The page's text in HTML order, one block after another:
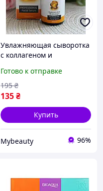
Увлажняющая сыворотка
с коллагеном и
Facial Serum Hyaluronic
Acid and Collagen
Готово к отправке
135₴
195 ₴
Купить
Mybeauty 96%